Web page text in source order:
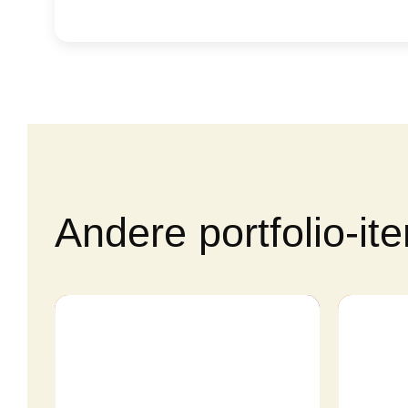
Andere portfolio-